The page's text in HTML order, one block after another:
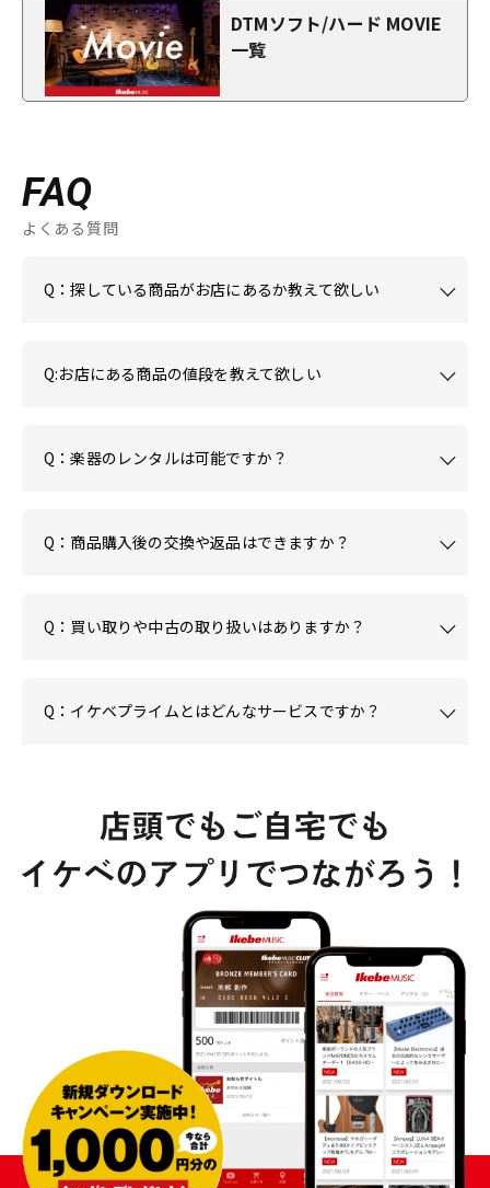
DTMソフト/ハード MOVIE
一覧
FAQ
よくある質問
Q：探している商品がお店にあるか教えて欲しい
Q:お店にある商品の値段を教えて欲しい
Q：楽器のレンタルは可能ですか？
Q：商品購入後の交換や返品はできますか？
Q：買い取りや中古の取り扱いはありますか？
Q：イケベプライムとはどんなサービスですか？